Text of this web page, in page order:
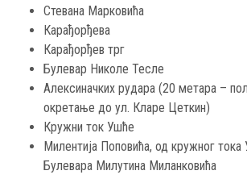
Стевана Марковића
Карађорђева
Карађорђев трг
Булевар Николе Тесле
Алексиначких рудара (20 метара –
окретање до ул. Кларе Цеткин)
Кружни ток Ушће
Милентија Поповића, од кружног
Булевара Милутина Миланковића